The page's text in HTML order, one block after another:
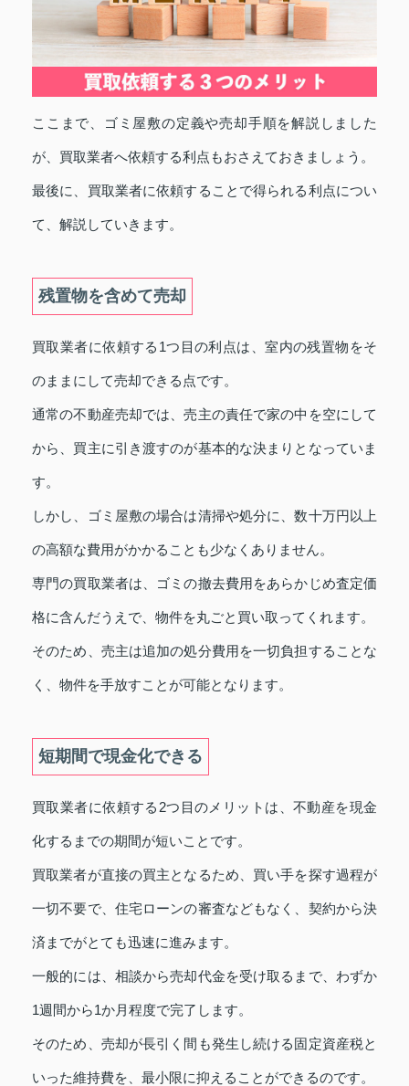
ここまで、ゴミ屋敷の定義や売却手順を解説しました
が、買取業者へ依頼する利点もおさえておきましょう。
最後に、買取業者に依頼することで得られる利点につい
て、解説していきます。
残置物を含めて売却
買取業者に依頼する1つ目の利点は、室内の残置物をそ
のままにして売却できる点です。
通常の不動産売却では、売主の責任で家の中を空にして
から、買主に引き渡すのが基本的な決まりとなっていま
す。
しかし、ゴミ屋敷の場合は清掃や処分に、数十万円以上
の高額な費用がかかることも少なくありません。
専門の買取業者は、ゴミの撤去費用をあらかじめ査定価
格に含んだうえで、物件を丸ごと買い取ってくれます。
そのため、売主は追加の処分費用を一切負担することな
く、物件を手放すことが可能となります。
短期間で現金化できる
買取業者に依頼する2つ目のメリットは、不動産を現金
化するまでの期間が短いことです。
買取業者が直接の買主となるため、買い手を探す過程が
一切不要で、住宅ローンの審査などもなく、契約から決
済までがとても迅速に進みます。
一般的には、相談から売却代金を受け取るまで、わずか
1週間から1か月程度で完了します。
そのため、売却が長引く間も発生し続ける固定資産税と
いった維持費を、最小限に抑えることができるのです。